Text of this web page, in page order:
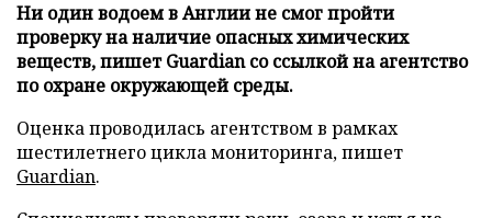
Ни один водоем в Англии не смог пройти
проверку на наличие опасных химических
веществ, пишет Guardian со ссылкой на агентство
по охране окружающей среды.
Оценка проводилась агентством в рамках
шестилетнего цикла мониторинга, пишет
Guardian.